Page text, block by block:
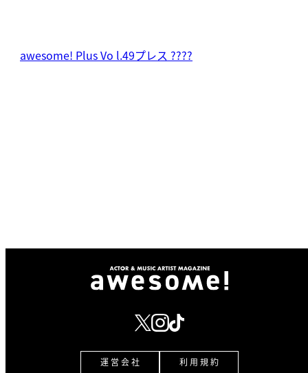
awesome! Plus Vo l.49プレス ????
運 営 会 社 利 用 規 約